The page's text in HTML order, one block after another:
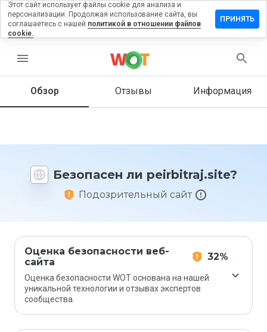
menu
Обзор Отзывы Информация
Безопасен ли peirbitraj.site?
Подозрительный сайт
Оценка безопасности веб-
сайта
32%
Оценка безопасности WOT основана на нашей
уникальной технологии и отзывах экспертов
сообщества.
на
Как бы
этот
1 до 5?
Этот сайт использует файлы cookie для анализа и
персонализации. Продолжая использование сайта, вы
соглашаетесь с нашей политикой в отношении файлов
cookie.
ПРИНЯТЬ